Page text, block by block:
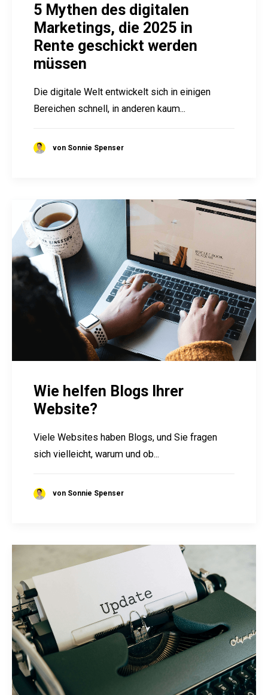
5 Mythen des digitalen
Marketings, die 2025 in
Rente geschickt werden
müssen
Die digitale Welt entwickelt sich in einigen
Bereichen schnell, in anderen kaum...
von Sonnie Spenser
Wie helfen Blogs Ihrer
Website?
Viele Websites haben Blogs, und Sie fragen
sich vielleicht, warum und ob...
von Sonnie Spenser